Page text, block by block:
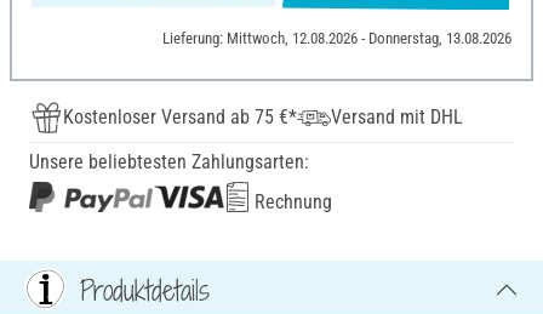
Lieferung: Mittwoch, 12.08.2026 - Donnerstag, 13.08.2026
Kostenloser Versand ab 75 €*
Versand mit DHL
Unsere beliebtesten Zahlungsarten:
Rechnung
Produktdetails